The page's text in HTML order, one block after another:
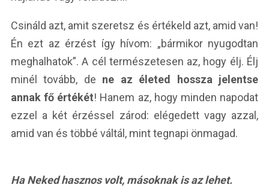
Csináld azt, amit szeretsz és értékeld azt, amid van!
Én ezt az érzést így hívom: „bármikor nyugodtan
meghalhatok”. A cél természetesen az, hogy élj. Élj
minél tovább, de ne az életed hossza jelentse
annak fő értékét! Hanem az, hogy minden napodat
ezzel a két érzéssel zárod: elégedett vagy azzal,
amid van és többé váltál, mint tegnapi önmagad.
Ha Neked hasznos volt, másoknak is az lehet.